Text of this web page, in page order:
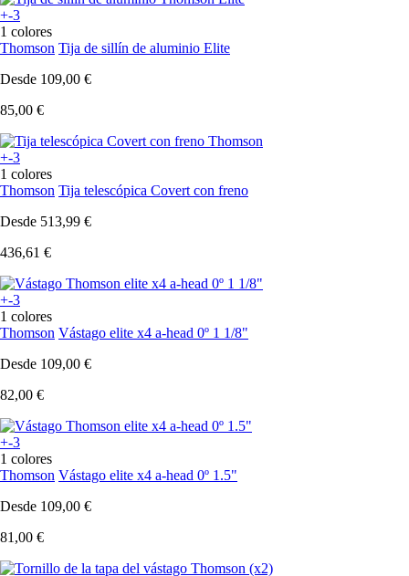
+-3
1 colores
Thomson Tija de sillín de aluminio Elite
Desde 109,00 €
85,00 €
+-3
1 colores
Thomson Tija telescópica Covert con freno
Desde 513,99 €
436,61 €
+-3
1 colores
Thomson Vástago elite x4 a-head 0º 1 1/8"
Desde 109,00 €
82,00 €
+-3
1 colores
Thomson Vástago elite x4 a-head 0º 1.5"
Desde 109,00 €
81,00 €